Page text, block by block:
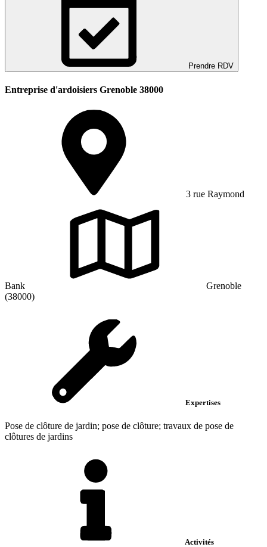
Prendre RDV
Entreprise d'ardoisiers Grenoble 38000
3 rue Raymond
Bank
Grenoble
(38000)
Expertises
Pose de clôture de jardin; pose de clôture; travaux de pose de
clôtures de jardins
Activités